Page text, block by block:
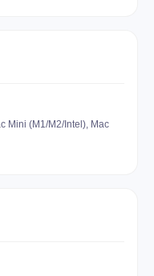
Mini (M1/M2/Intel), Mac